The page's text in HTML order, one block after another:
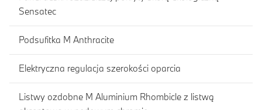
Sensatec
Podsufitka M Anthracite
Elektryczna regulacja szerokości oparcia
Listwy ozdobne M Aluminium Rhombicle z listwą